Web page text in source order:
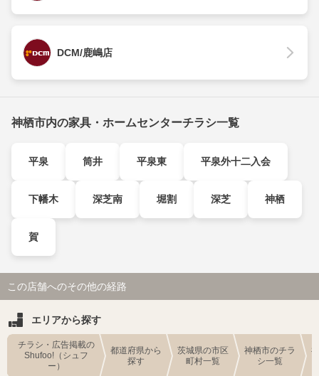
DCM/鹿嶋店
神栖市内の家具・ホームセンターチラシ一覧
平泉 筒井 平泉東 平泉外十二入会
下幡木 深芝南 堀割 深芝 神栖
賀
この店舗へのその他の経路
エリアから探す
チラシ・広告掲載の
Shufoo!（シュフ
ー）
都道府県から
探す
茨城県の市区
町村一覧
神栖市のチラ
シ一覧